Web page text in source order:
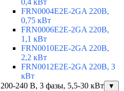
0,4 кВт
FRN0004E2E-2GA 220В,
0,75 кВт
FRN0006E2E-2GA 220В,
1,1 кВт
FRN0010E2E-2GA 220В,
2,2 кВт
FRN0012E2E-2GA 220В, 3
кВт
200-240 В, 3 фазы, 5,5-30 кВт
▼